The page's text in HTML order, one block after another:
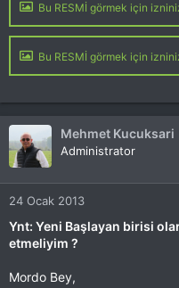
Bu RESMİ görmek için
Bu RESMİ görmek için
Mehmet Kucuksari
Administrator
24 Ocak 2013
Ynt: Yeni Başlayan birisi
etmeliyim ?
Mordo Bey,